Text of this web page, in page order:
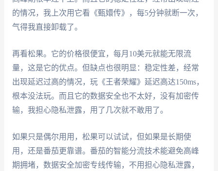
的情况，我上次用它看《甄嬛传》，每5分钟就断一次，
气得我直接卸载了。
再看松果。它的价格很便宜，每月10美元就能无限流
量，这是它的优点。但缺点也很明显：稳定性差，经常
出现延迟过高的情况，玩《王者荣耀》延迟高达150ms，
根本没法玩。而且它的数据安全也不太好，没有加密传
输，我担心隐私泄露，用了几次就不敢用了。
如果只是偶尔用用，松果可以试试，但如果是长期使
用，还是番茄更靠谱。番茄的智能分流技术能避免高峰
期拥堵，数据安全加密专线传输，不用担心隐私泄露，